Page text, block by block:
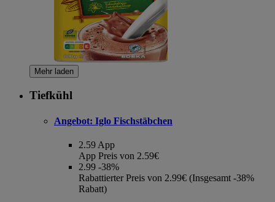
Mehr laden
Tiefkühl
Angebot: Iglo Fischstäbchen
2.59 App
App Preis von 2.59€
2.99 -38%
Rabattierter Preis von 2.99€ (Insgesamt -38%
Rabatt)